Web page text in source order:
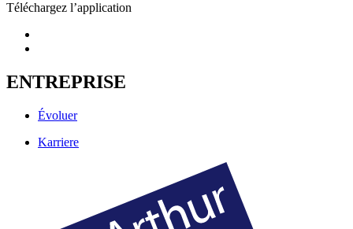
Téléchargez l’application
ENTREPRISE
Évoluer
Karriere